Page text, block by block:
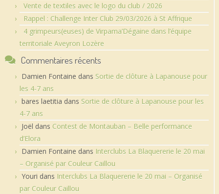
Vente de textiles avec le logo du club / 2026
Rappel : Challenge Inter Club 29/03/2026 à St Affrique
4 grimpeurs(euses) de Virpama’Dégaine dans l’équipe
territoriale Aveyron Lozère
Commentaires récents
Damien Fontaine dans Sortie de clôture à Lapanouse pour
les 4-7 ans
bares laetitia dans Sortie de clôture à Lapanouse pour les
4-7 ans
Joël dans Contest de Montauban – Belle performance
d’Elora
Damien Fontaine dans Interclubs La Blaquererie le 20 mai
– Organisé par Couleur Caillou
Youri dans Interclubs La Blaquererie le 20 mai – Organisé
par Couleur Caillou